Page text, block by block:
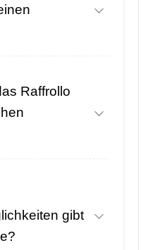
Raffrollo
gibt